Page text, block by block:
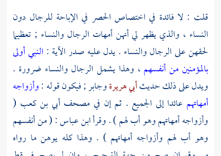
قلت : لا فائدة في اختصاص الحصر في الإباحة للرجال دون
النساء ، والذي يظهر لي أنهن أمهات الرجال والنساء ; تعظيما
لحقهن على الرجال والنساء . يدل عليه صدر الآية : النبي أولى
بالمؤمنين من أنفسهم ، وهذا يشمل الرجال والنساء ضرورة .
ويدل على ذلك حديثأبي هريرةوجابر; فيكون قوله :وأزواجه
أمهاتهم عائدا إلى الجميع . ثم إن في مصحفأبي بن كعب (
وأزواجه أمهاتهم وهو أب لهم ) . وقرأابن عباس: ( من أنفسهم
وهو أب لهم وأزواجه أمهاتهم ) . وهذا كله يوهن ما رواه